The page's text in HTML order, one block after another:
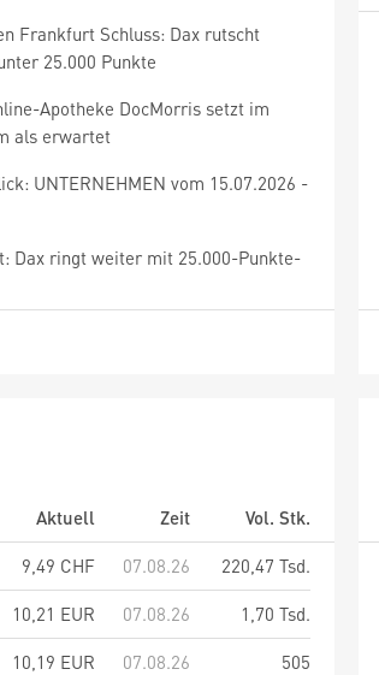
Frankfurt Schluss: Dax rutscht
25.000 Punkte
Apotheke DocMorris setzt im
als erwartet
UNTERNEHMEN vom 15.07.2026 -
Dax ringt weiter mit 25.000-Punkte-
Aktuell Zeit
Vol. Stk.
9,49 CHF 07.08.26
220,47 Tsd.
10,21 EUR 07.08.26
1,70 Tsd.
10,19 EUR 07.08.26
505